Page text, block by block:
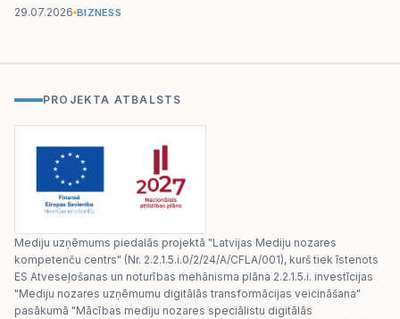
29.07.2026 BIZNESS
PROJEKTA ATBALSTS
Mediju uzņēmums piedalās projektā "Latvijas Mediju nozares
kompetenču centrs" (Nr. 2.2.1.5.i.0/2/24/A/CFLA/001), kurš tiek īstenots
ES Atveseļošanas un noturības mehānisma plāna 2.2.1.5.i. investīcijas
"Mediju nozares uzņēmumu digitālās transformācijas veicināšana"
pasākumā "Mācības mediju nozares speciālistu digitālās